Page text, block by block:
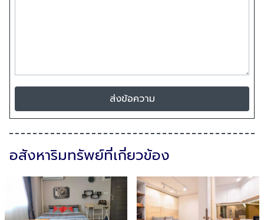
ส่งข้อความ
อสังหาริมทรัพย์ที่เกี่ยวข้อง